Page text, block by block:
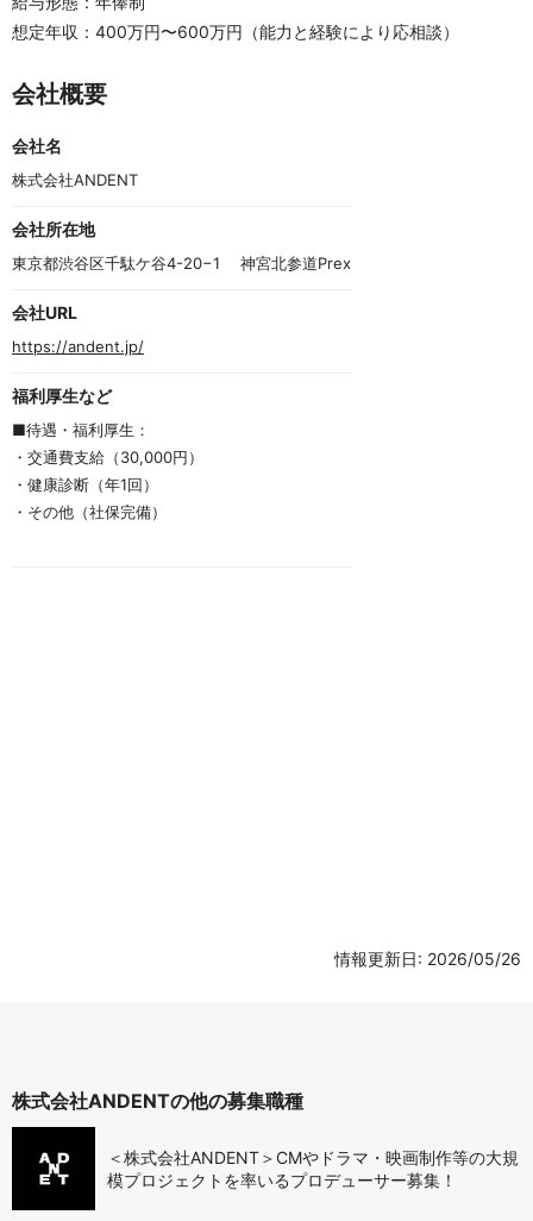
想定年収：400万円〜600万円（能力と経験により応相談）
会社概要
会社名
株式会社ANDENT
会社所在地
東京都渋谷区千駄ケ谷4-20−1 　神宮北参道Prex
会社URL
https://andent.jp/
福利厚生など
■待遇・福利厚生：
・交通費支給（30,000円）
・健康診断（年1回）
・その他（社保完備）
情報更新日: 2026/05/26
株式会社ANDENTの他の募集職種
＜株式会社ANDENT＞CMやドラマ・映画制作等の大規
模プロジェクトを率いるプロデューサー募集！